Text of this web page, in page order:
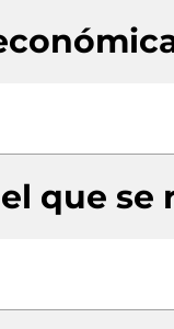
que se